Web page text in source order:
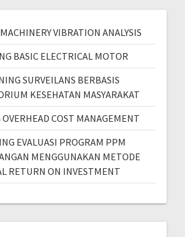
VIBRATION ANALYSIS
BASIC ELECTRICAL MOTOR
SURVEILANS BERBASIS
KESEHATAN MASYARAKAT
COST MANAGEMENT
EVALUASI PROGRAM PPM
MENGGUNAKAN METODE
RETURN ON INVESTMENT